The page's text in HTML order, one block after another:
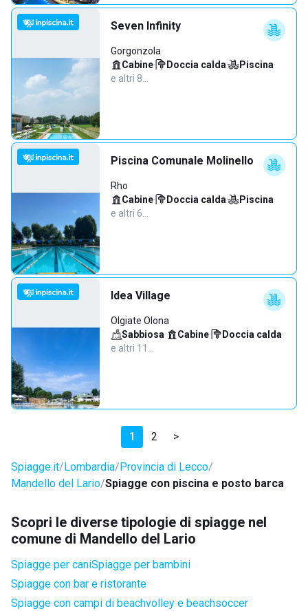
Seven Infinity
Gorgonzola
Cabine· Doccia calda· Piscina·
e altri 8…
Piscina Comunale Molinello
Rho
Cabine· Doccia calda· Piscina·
e altri 6…
Idea Village
Olgiate Olona
Sabbiosa· Cabine· Doccia calda·
e altri 11…
1 2 >
Spiagge.it Lombardia Provincia di Lecco
Mandello del Lario Spiagge con piscina e posto barca
Scopri le diverse tipologie di spiagge nel
comune di Mandello del Lario
Spiagge per caniSpiagge per bambini
Spiagge con bar e ristorante
Spiagge con campi di beachvolley e beachsoccer